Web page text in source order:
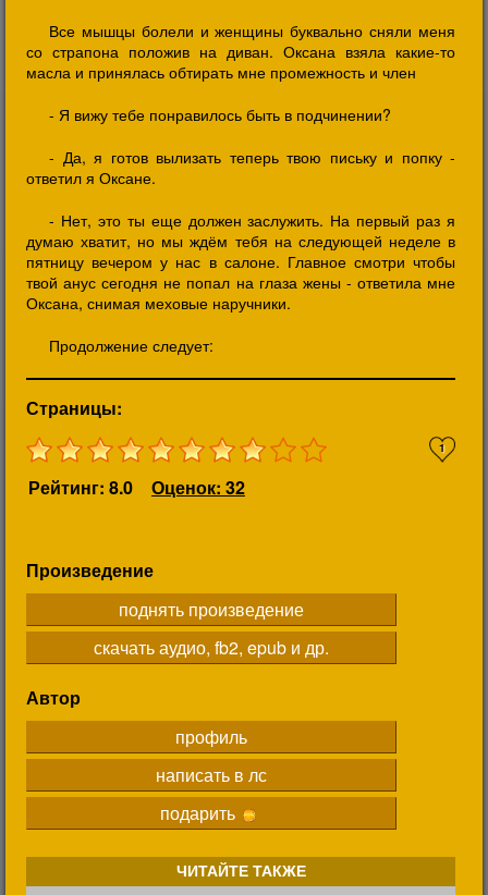
Все мышцы болели и женщины буквально сняли меня
со страпона положив на диван. Оксана взяла какие-то
масла и принялась обтирать мне промежность и член
- Я вижу тебе понравилось быть в подчинении?
- Да, я готов вылизать теперь твою письку и попку -
ответил я Оксане.
- Нет, это ты еще должен заслужить. На первый раз я
думаю хватит, но мы ждём тебя на следующей неделе в
пятницу вечером у нас в салоне. Главное смотри чтобы
твой анус сегодня не попал на глаза жены - ответила мне
Оксана, снимая меховые наручники.
Продолжение следует:
Страницы:
1
Рейтинг: 8.0 Оценок: 32
Произведение
поднять произведение
скачать аудио, fb2, epub и др.
Автор
профиль
написать в лс
подарить
ЧИТАЙТЕ ТАКЖЕ